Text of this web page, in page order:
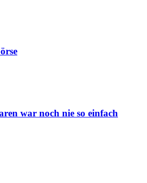
war noch nie so einfach